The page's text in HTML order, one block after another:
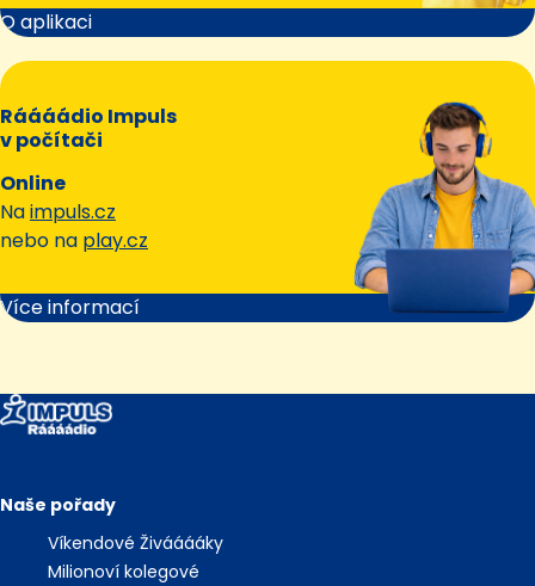
O aplikaci
Ráááádio Impuls
v počítači
Online
Naimpuls.cz
nebo na play.cz
Více informací
Naše pořady
Víkendové Živááááky
Milionoví kolegové